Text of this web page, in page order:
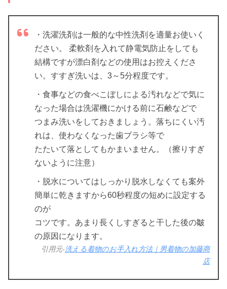
・洗濯洗剤は一般的な中性洗剤を適量お使いく
ださい。 柔軟剤を入れて静電気防止をしても
結構ですが漂白剤などの使用はお控えくださ
い。すすぎ洗いは、3～5分程度です。
・食事などの食べこぼしによる汚れなどで気に
なった場合は洗濯機にかける前に石鹸などで
つまみ洗いをしておきましょう。落ちにくい汚
れは、使わなくなった歯ブラシ等で
たたいて落としてもかまいません。（擦りすぎ
ないように注意）
・脱水についてはしっかり脱水しなくても案外
簡単に乾きますから60秒程度の短めに設定する
のが
コツです。あまり長くしすぎると干した後の皺
の原因になります。
引用元-洗える着物のお手入れ方法｜男着物の加藤商
店